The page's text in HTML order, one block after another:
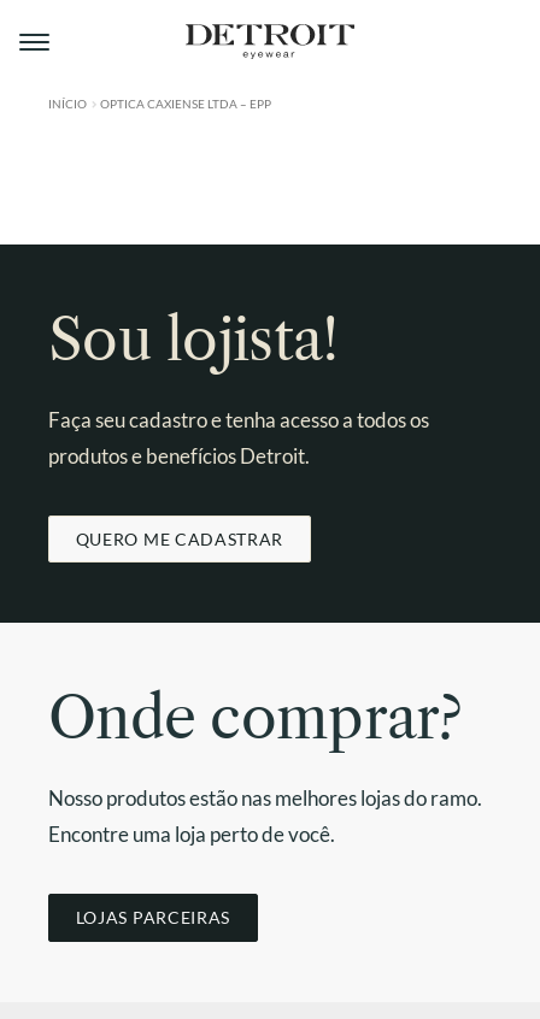
Pular
para
Pular
para
A MONTMARTRE
CONTATO
INÍCIO OPTICA CAXIENSE LTDA – EPP
Sou lojista!
Faça seu cadastro e tenha acesso a todos os
produtos e benefícios Detroit.
QUERO ME CADASTRAR
Onde comprar?
Nosso produtos estão nas melhores lojas do ramo.
Encontre uma loja perto de você.
LOJAS PARCEIRAS